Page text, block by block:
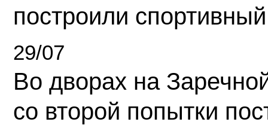
построили
29/07
Во дворах на
со второй попытки